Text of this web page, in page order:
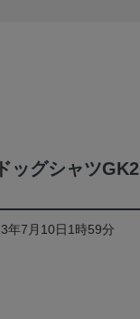
ッグシャツGK2
年7月10日1時59分